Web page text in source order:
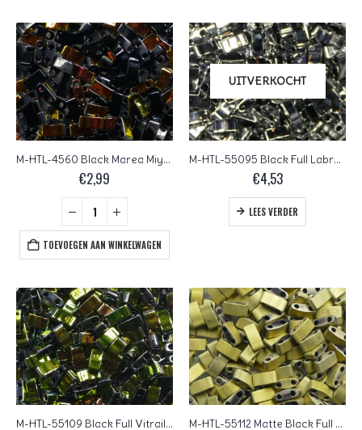
M-HTL-4560 Black Marea Miyuki Half Tila Beads 5×2,3 mm
€2,99
TOEVOEGEN AAN WINKELWAGEN
UITVERKOCHT
M-HTL-55095 Black Full Labrador Miyuki Half Tila Beads 5×2,3 mm
€4,53
LEES VERDER
M-HTL-55109 Black Full Vitrail Miyuki Half Tila Beads 5×2,3 mm M-HTL-55112 Matte Black Full Amber Miyuki Half Tila Beads 5×2,3 mm